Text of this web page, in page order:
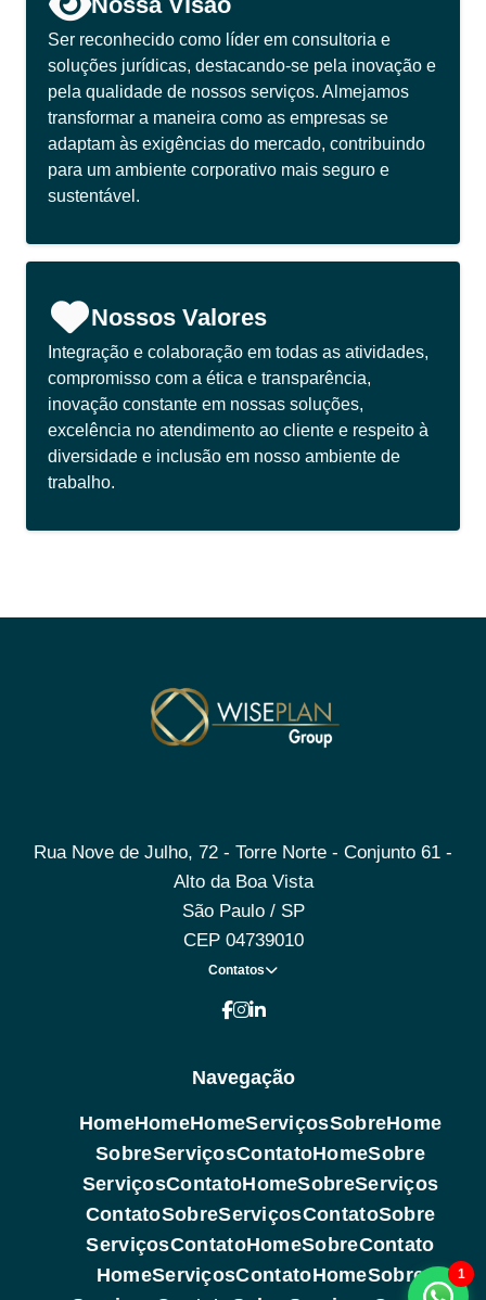
Ser reconhecido como líder em consultoria e
soluções jurídicas, destacando-se pela inovação e
pela qualidade de nossos serviços. Almejamos
transformar a maneira como as empresas se
adaptam às exigências do mercado, contribuindo
para um ambiente corporativo mais seguro e
sustentável.
Nossos Valores
Integração e colaboração em todas as atividades,
compromisso com a ética e transparência,
inovação constante em nossas soluções,
excelência no atendimento ao cliente e respeito à
diversidade e inclusão em nosso ambiente de
trabalho.
Rua Nove de Julho, 72 - Torre Norte - Conjunto 61 -
Alto da Boa Vista
São Paulo / SP
CEP 04739010
Contatos
Navegação
HomeHomeHomeServiçosSobreHome
SobreServiçosContatoHomeSobre
ServiçosContatoHomeSobreServiços
ContatoSobreServiçosContatoSobre
ServiçosContatoHomeSobreContato
HomeServiçosContatoHomeSobre
1